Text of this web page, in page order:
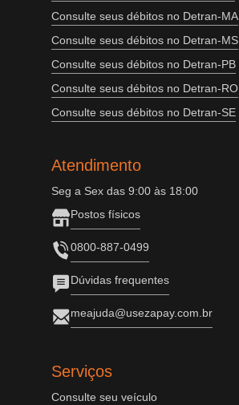
Consulte seus débitos no Detran-MA
Consulte seus débitos no Detran-MS
Consulte seus débitos no Detran-PB
Consulte seus débitos no Detran-RO
Consulte seus débitos no Detran-SE
Atendimento
Seg a Sex das 9:00 às 18:00
Postos físicos
0800-887-0499
Dúvidas frequentes
meajuda@usezapay.com.br
Serviços
Consulte seu veículo